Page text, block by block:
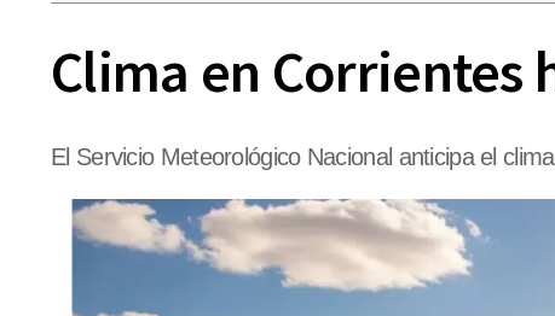
Clima en Corrientes
El Servicio Meteorológico Nacional anticipa el